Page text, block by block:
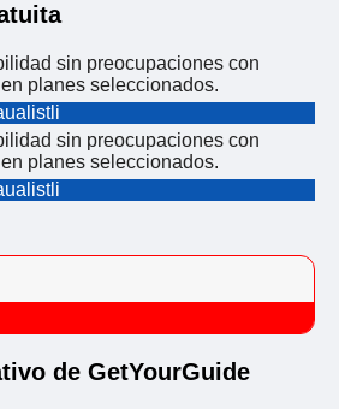
sin preocupaciones con
planes seleccionados.
sin preocupaciones con
planes seleccionados.
de GetYourGuide